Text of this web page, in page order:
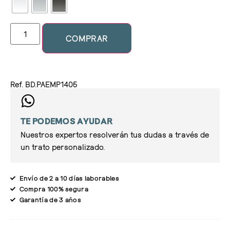
COMPRAR
Ref. BD.PAEMP1405
TE PODEMOS AYUDAR
Nuestros expertos resolverán tus dudas a través de
un trato personalizado.
Envío de 2 a 10 días laborables
Compra 100% segura
Garantía de 3 años